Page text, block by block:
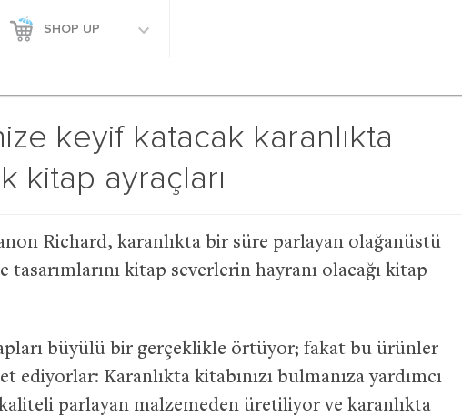
SHOP UP
keyif katacak karanlıkta
kitap ayraçları
Richard, karanlıkta bir süre parlayan olağanüstü
tasarımlarını kitap severlerin hayranı olacağı kitap
büyülü bir gerçeklikle örtüyor; fakat bu ürünler
Karanlıkta kitabınızı bulmanıza yardımcı
parlayan malzemeden üretiliyor ve karanlıkta